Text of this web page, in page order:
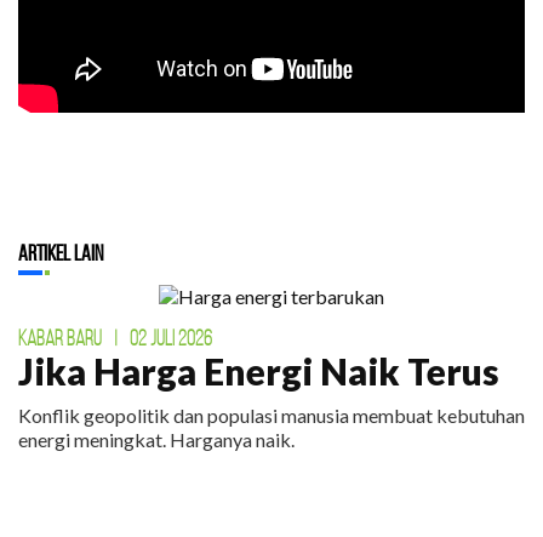
Artikel Lain
KABAR BARU 02 JULI 2026
Jika Harga Energi Naik Terus
Konflik geopolitik dan populasi manusia membuat kebutuhan
energi meningkat. Harganya naik.